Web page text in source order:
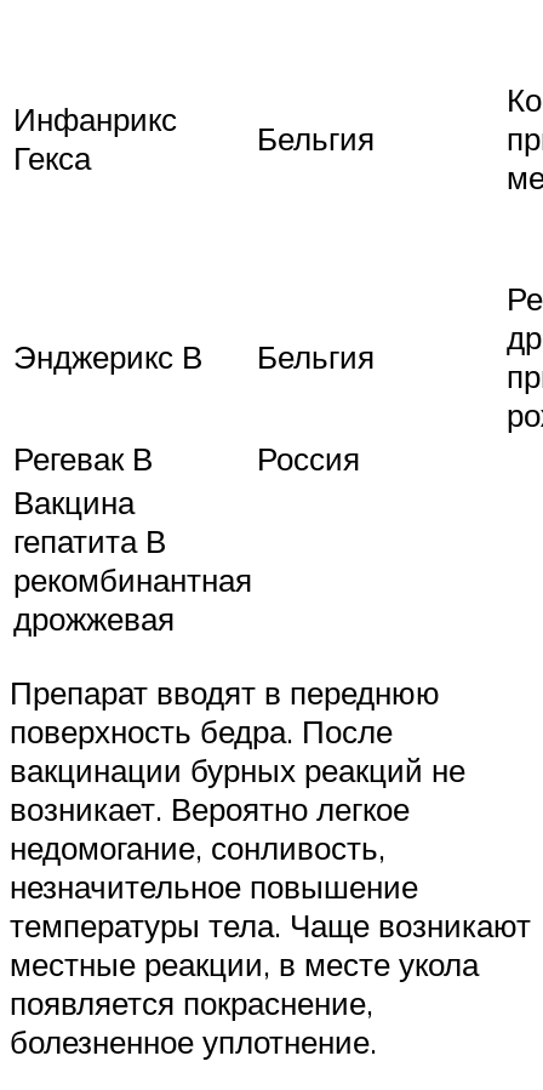
Инфанрикс
Гекса
Бельгия
Энджерикс В Бельгия
Регевак В
Россия
Вакцина
гепатита В
рекомбинантная
дрожжевая
Препарат вводят в переднюю
поверхность бедра. После
вакцинации бурных реакций не
возникает. Вероятно легкое
недомогание, сонливость,
незначительное повышение
температуры тела. Чаще возникают
местные реакции, в месте укола
появляется покраснение,
болезненное уплотнение.